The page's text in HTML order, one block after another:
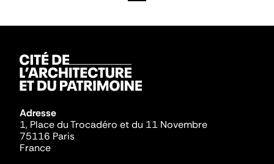
Adresse
1, Place du Trocadéro et du 11 Novembre
75116 Paris
France